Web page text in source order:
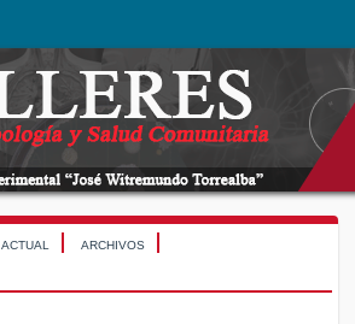
ACTUAL ARCHIVOS